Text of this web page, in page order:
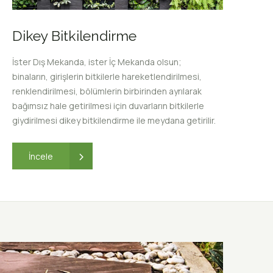
Dikey Bitkilendirme
İster Dış Mekanda, ister İç Mekanda olsun;
binaların, girişlerin bitkilerle hareketlendirilmesi,
renklendirilmesi, bölümlerin birbirinden ayrılarak
bağımsız hale getirilmesi için duvarların bitkilerle
giydirilmesi dikey bitkilendirme ile meydana getirilir.
İncele ›